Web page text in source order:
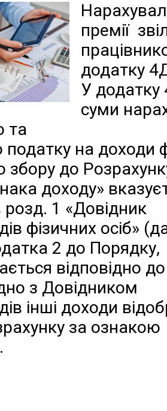
премії
додатку
У додатку
суми
та
на доходи
збору до
доходу»
1 «Довідник
фізичних осіб»
2 до Порядку,
відповідно
з Довідником
інші доходи
за ознакою